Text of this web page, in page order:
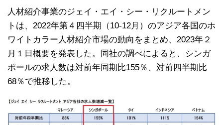
人材紹介事業のジェイ・エイ・シー・リクルートメン
トは、2022年第４四半期（10‐12月）のアジア各国のホ
ワイトカラー人材紹介市場の動向をまとめ、2023年２
月１日概要を発表した。同社の調べによると、シンガ
ポールの求人数は対前年同期比155％、対前四半期比
68％で推移した。